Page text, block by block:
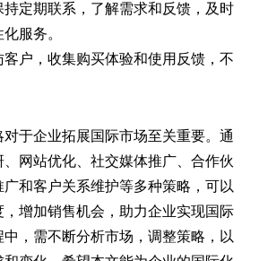
定期联系，了解需求和反馈，及时
服务。
户，收集购买体验和使用反馈，不
于企业拓展国际市场至关重要。通
网站优化、社交媒体推广、合作伙
和客户关系维护等多种策略，可以
增加销售机会，助力企业实现国际
，需不断分析市场，调整策略，以